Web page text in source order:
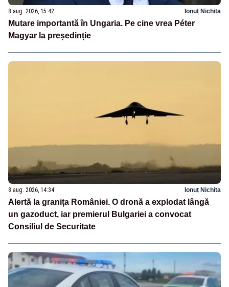
8 aug. 2026, 15:42 Ionuț Nichita
Mutare importantă în Ungaria. Pe cine vrea Péter
Magyar la președinție
8 aug. 2026, 14:34 Ionuț Nichita
Alertă la granița României. O dronă a explodat lângă
un gazoduct, iar premierul Bulgariei a convocat
Consiliul de Securitate